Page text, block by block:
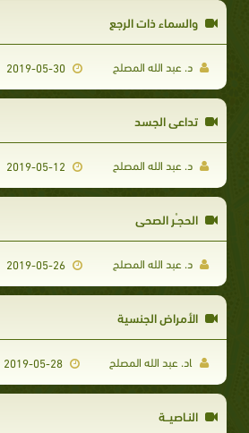
والسماء ذات الرجع
د. عبد الله المصلح
تداعي الجسد
د. عبد الله المصلح
الحجـْر الصحي
د. عبد الله المصلح
الأمراض الجنسية
النـاصيــة